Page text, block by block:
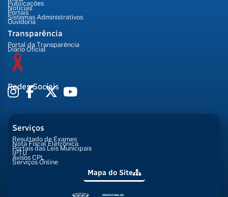
Publicações
Notícias
Portais
Sistemas Administrativos
Ouvidoria
Transparência
Portal da Transparência
Diário Oficial
Redes Sociais
Serviços
Resultado de Exames
Nota Fiscal Eletrônica
Portais das Leis Municipais
IPTU
Avisos CPL
Serviços Online
Mapa do Site